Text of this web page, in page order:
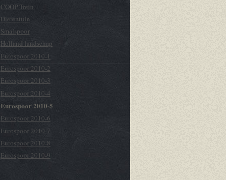
COOP Trein
Dierentuin
Smalspoor
Holland landschap
Eurospoor 2010-1
Eurospoor 2010-2
Eurospoor 2010-3
Eurospoor 2010-4
Eurospoor 2010-5
Eurospoor 2010-6
Eurospoor 2010-7
Eurospoor 2010-8
Eurospoor 2010-9